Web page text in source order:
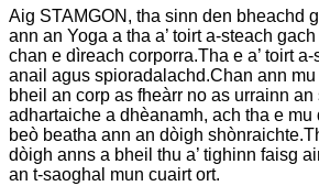
Aig STAMGON, tha sinn den bheachd
ann an Yoga a tha a’ toirt a-steach
chan e dìreach corporra.Tha e a’ toirt
anail agus spioradalachd.Chan ann
bheil an corp as fheàrr no as urrainn
adhartaiche a dhèanamh, ach tha e
beò beatha ann an dòigh
dòigh anns a bheil thu a’ tighinn faisg
an t-saoghal mun cuairt ort.